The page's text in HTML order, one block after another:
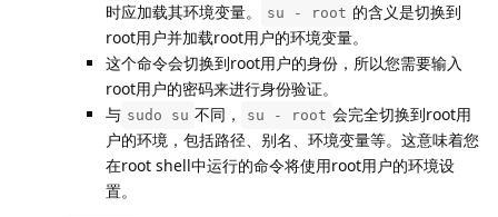
时应加载其环境变量。
su - root 的含义是切换到
root用户并加载root用户的环境变量。
这个命令会切换到root用户的身份，所以您需要输入
root用户的密码来进行身份验证。
与 sudo su 不同， su - root 会完全切换到root用
户的环境，包括路径、别名、环境变量等。这意味着您
在root shell中运行的命令将使用root用户的环境设
置。